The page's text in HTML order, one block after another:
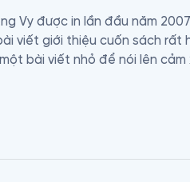
Vy được in lần đầu năm
viết giới thiệu cuốn sách rất
bài viết nhỏ để nói lên cảm
nồng trong từng con chữ
ấy phản chiếu màu xanh